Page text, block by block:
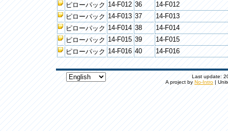
ピローパック 14-F012 36
14-F012
ピローパック 14-F013 37
14-F013
ピローパック 14-F014 38
14-F014
ピローパック 14-F015 39
14-F015
ピローパック 14-F016 40 14-F016
Last update:
A project by No-Intro|